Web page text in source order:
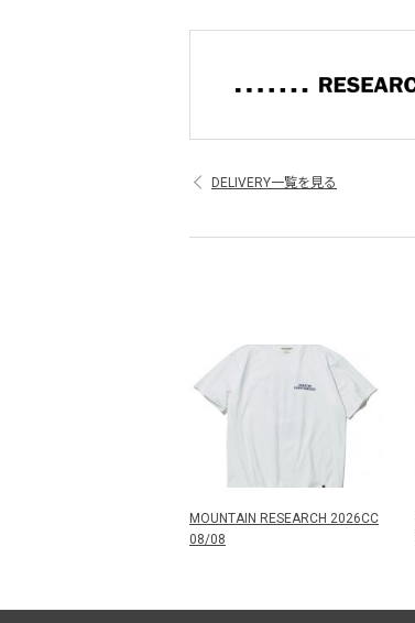
DELIVERY一覧を見る
MOUNTAIN RESEARCH 2026CC
08/08